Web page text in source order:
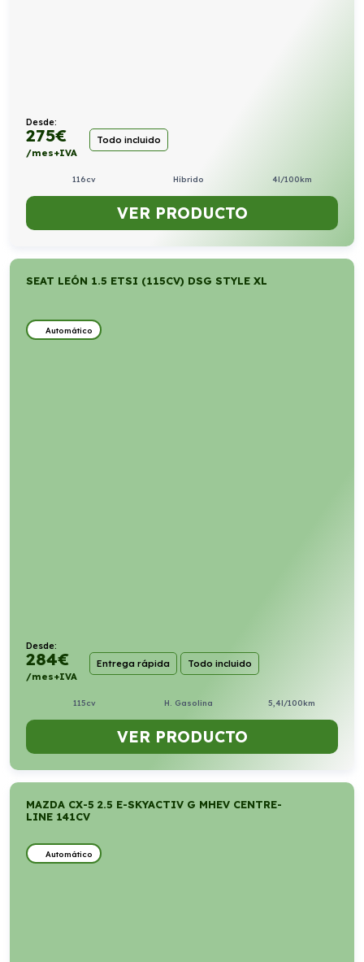
Desde:
275€
/mes+IVA
Todo incluido
116cv Híbrido 4l/100km
VER PRODUCTO
SEAT LEÓN 1.5 ETSI (115CV) DSG STYLE XL
Automático
Desde:
284€
/mes+IVA
Entrega rápida Todo incluido
115cv H. Gasolina 5,4l/100km
VER PRODUCTO
MAZDA CX-5 2.5 E-SKYACTIV G MHEV CENTRE-
LINE 141CV
Automático